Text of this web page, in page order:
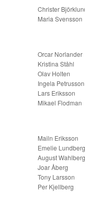
Christer
Maria Svensson
Orcar Norlander
Kristina Ståhl
Olav Holten
Ingela
Lars Eriksson
Mikael Flodman
Mailn Eriksson
Emelie Lundberg
August Wahlberg
Joar Åberg
Tony Larsson
Per Kjellberg